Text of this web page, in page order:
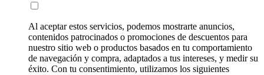
Al aceptar estos servicios, podemos mostrarte anuncios,
contenidos patrocinados o promociones de descuentos para
nuestro sitio web o productos basados en tu comportamiento
de navegación y compra, adaptados a tus intereses, y medir su
éxito. Con tu consentimiento, utilizamos los siguientes